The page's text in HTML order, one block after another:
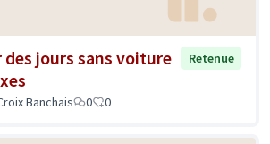
jours sans voiture
Retenue
Banchais 0 0